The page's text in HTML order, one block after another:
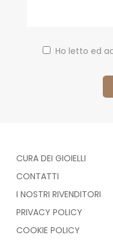
Ho letto ed
CURA DEI GIOIELLI
CONTATTI
I NOSTRI RIVENDITORI
PRIVACY POLICY
COOKIE POLICY